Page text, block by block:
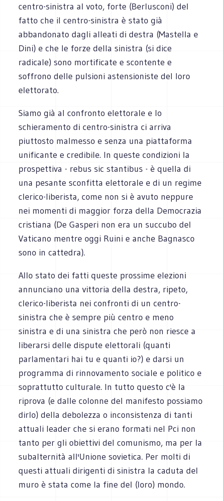
centro-sinistra al voto, forte (Berlusconi) del
fatto che il centro-sinistra è stato già
abbandonato dagli alleati di destra (Mastella e
Dini) e che le forze della sinistra (si dice
radicale) sono mortificate e scontente e
soffrono delle pulsioni astensioniste del loro
elettorato.
Siamo già al confronto elettorale e lo
schieramento di centro-sinistra ci arriva
piuttosto malmesso e senza una piattaforma
unificante e credibile. In queste condizioni la
prospettiva - rebus sic stantibus - è quella di
una pesante sconfitta elettorale e di un regime
clerico-liberista, come non si è avuto neppure
nei momenti di maggior forza della Democrazia
cristiana (De Gasperi non era un succubo del
Vaticano mentre oggi Ruini e anche Bagnasco
sono in cattedra).
Allo stato dei fatti queste prossime elezioni
annunciano una vittoria della destra, ripeto,
clerico-liberista nei confronti di un centro-
sinistra che è sempre più centro e meno
sinistra e di una sinistra che però non riesce a
liberarsi delle dispute elettorali (quanti
parlamentari hai tu e quanti io?) e darsi un
programma di rinnovamento sociale e politico e
soprattutto culturale. In tutto questo c'è la
riprova (e dalle colonne del manifesto possiamo
dirlo) della debolezza o inconsistenza di tanti
attuali leader che si erano formati nel Pci non
tanto per gli obiettivi del comunismo, ma per la
subalternità all'Unione sovietica. Per molti di
questi attuali dirigenti di sinistra la caduta del
muro è stata come la fine del (loro) mondo.